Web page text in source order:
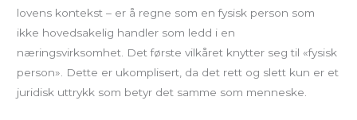
lovens kontekst – er å regne som en fysisk person som
ikke hovedsakelig handler som ledd i en
næringsvirksomhet. Det første vilkåret knytter seg til «fysisk
person». Dette er ukomplisert, da det rett og slett kun er et
juridisk uttrykk som betyr det samme som menneske.